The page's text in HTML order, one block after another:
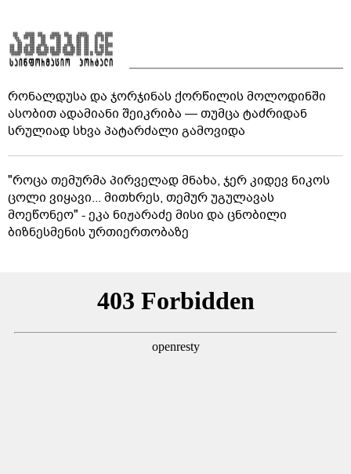
რონალდუსა და ჯორჯინას ქორწილის მოლოდინში
ასობით ადამიანი შეიკრიბა — თუმცა ტაძრიდან
სრულიად სხვა პატარძალი გამოვიდა
"როცა თემურმა პირველად მნახა, ჯერ კიდევ ნიკოს
ცოლი ვიყავი... მითხრეს, თემურ უგულავას
მოეწონეო" - ეკა ნიჟარაძე მისი და ცნობილი
ბიზნესმენის ურთიერთობაზე